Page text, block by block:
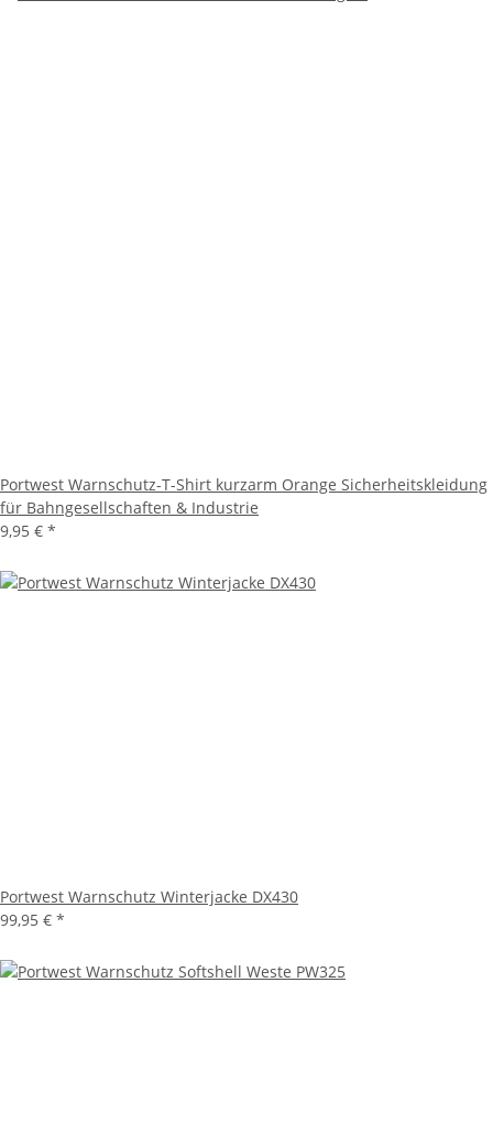
Portwest Warnschutz-T-Shirt kurzarm Orange Sicherheitskleidung
für Bahngesellschaften & Industrie
9,95 € *
Portwest Warnschutz Winterjacke DX430
99,95 € *